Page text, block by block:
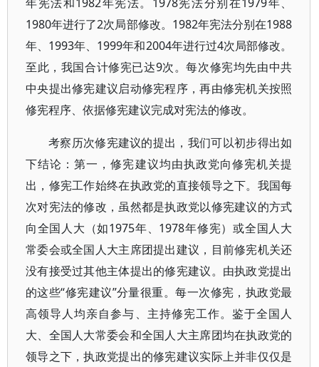
1980年进行了2次局部修改。1982年宪法分别在1988
年、1993年、1999年和2004年进行过4次局部修改。
至此，我国合计修宪已达9次。每次修宪均先由中共
中央提出修宪建议启动修宪程序，再由修宪机关按照
修宪程序、依据修宪建议完成对宪法的修改。
考察历次修宪建议的提出，我们可以初步得出如
下结论：第一，修宪建议均由执政党向修宪机关提
出，修宪工作始终在执政党的直接领导之下。我国每
次对宪法的修改，虽然都是执政党以修宪建议的方式
向全国人大（如1975年、1978年修宪）或全国人大
常委会或全国人大主席团提出建议，目前修宪机关还
没有接受过其他主体提出的修宪建议。由执政党提出
的这些“修宪建议”分量很重。每一次修宪，执政党最
高领导人均亲自参与、主持修宪工作。鉴于全国人
大、全国人大常委会和全国人大主席团均在执政党的
领导之下，执政党提出的修宪建议实际上并非仅仅是